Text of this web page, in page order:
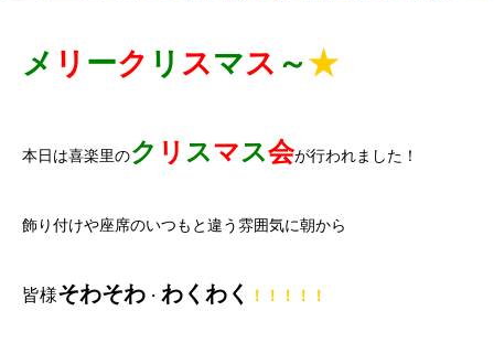
メ リ ーク リ スマス ～★
本日は喜楽里のク リ スマス会が行われました！
飾り付けや座席のいつもと違う雰囲気に朝から
皆様そわそわ ・ わくわく ！！！！！